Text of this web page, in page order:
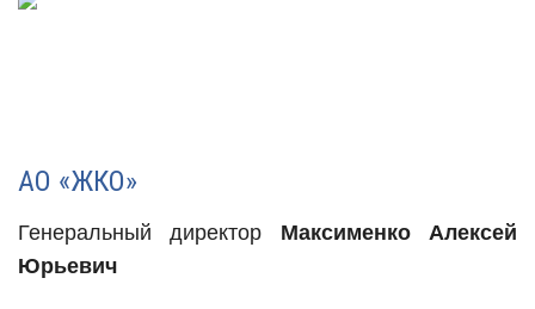
АО «ЖКО»
Генеральный директор Максименко Алексей
Юрьевич